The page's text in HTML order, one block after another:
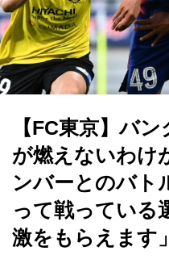
【FC東京】バ
が燃えないわけ
ンバーとのバト
って戦っている
激をもらえます」